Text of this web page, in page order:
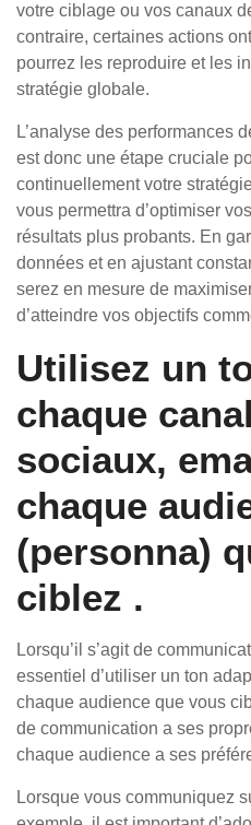
votre ciblage ou vos canaux
contraire, certaines actions
pourrez les reproduire et les
stratégie globale.
L’analyse des performances
est donc une étape cruciale
continuellement votre
vous permettra d’optimiser
résultats plus probants. En
données et en ajustant
serez en mesure de
d’atteindre vos objectifs
Utilisez un
chaque
sociaux,
chaque
(personna)
ciblez .
Lorsqu’il s’agit de
essentiel d’utiliser un ton
chaque audience que vous
de communication a ses
chaque audience a ses
Lorsque vous communiquez